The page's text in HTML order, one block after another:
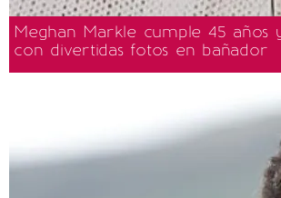
Meghan Markle cumple 45 años
con divertidas fotos en bañador